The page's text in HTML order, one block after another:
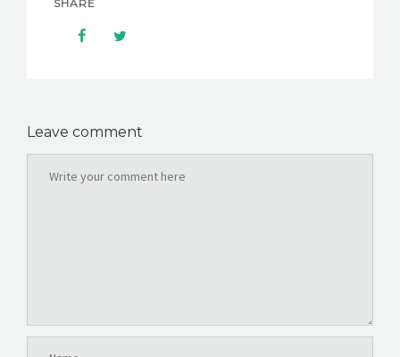
SHARE
Leave comment